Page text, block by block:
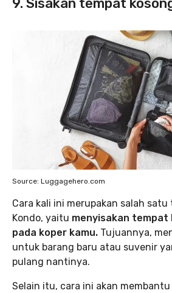
Source: Luggagehero.com
Cara kali ini merupakan salah satu
Kondo, yaitu menyisakan tempat
pada koper kamu. Tujuannya,
untuk barang baru atau suvenir
pulang nantinya.
Selain itu, cara ini akan